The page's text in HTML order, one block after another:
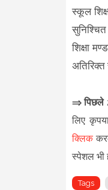
स्कूल
सुनिश्चित
शिक्षा
⇒ पिछले
लिए
क्लिक
स्पेशल भी
Tags